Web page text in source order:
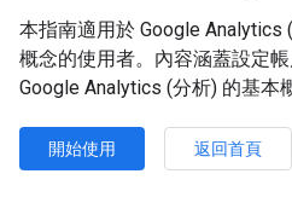
本指南適用於 Google Analytics
概念的使用者。內容涵蓋設定
Google Analytics (分析) 的基本
開始使用 返回首頁